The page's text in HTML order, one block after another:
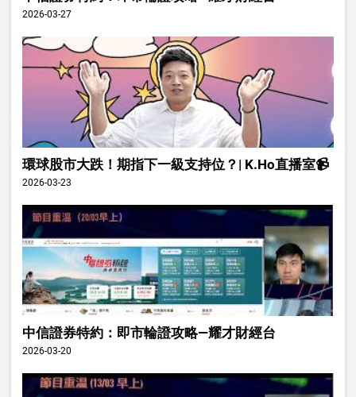
2026-03-27
環球股市大跌！期指下一級支持位？| K.Ho直播室📹
2026-03-23
中信證券特約：即市輪證攻略—耀才財經台
2026-03-20